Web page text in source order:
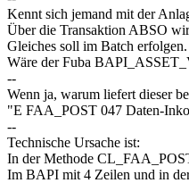
Kennt sich jemand mit der
Über die Transaktion ABSO
Gleiches soll im Batch erfolgen.
Wäre der Fuba
--
Wenn ja, warum liefert dieser
"E FAA_POST 047 Daten-
--
Technische Ursache ist:
In der Methode
Im BAPI mit 4 Zeilen und in